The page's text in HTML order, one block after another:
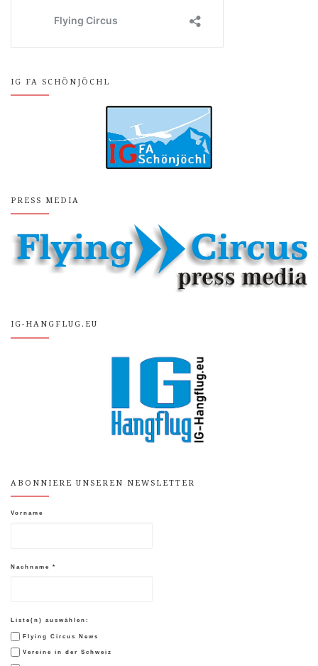
IG FA SCHÖNJÖCHL
PRESS MEDIA
IG-HANGFLUG.EU
ABONNIERE UNSEREN NEWSLETTER
Vorname
Nachname *
Liste(n) auswählen:
Flying Circus News
Vereine in der Schweiz